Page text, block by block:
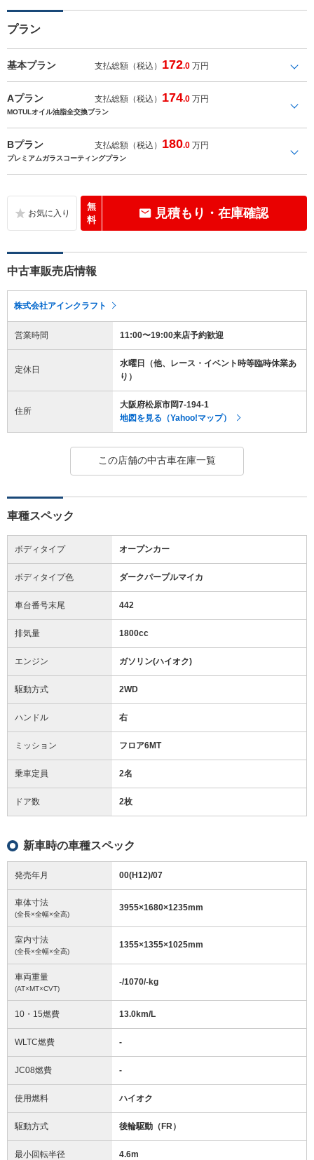
プラン
基本プラン 支払総額（税込） 172.0 万円
Aプラン 支払総額（税込） 174.0 万円
MOTULオイル油脂全交換プラン
Bプラン 支払総額（税込） 180.0 万円
プレミアムガラスコーティングプラン
無
料
見積もり・在庫確認
中古車販売店情報
株式会社アインクラフト
営業時間 11:00〜19:00来店予約歓迎
定休日
水曜日（他、レース・イベント時等臨時休業あ
り）
住所
大阪府松原市岡7-194-1
地図を見る（Yahoo!マップ）
この店舗の中古車在庫一覧
車種スペック
ボディタイプ オープンカー
ボディタイプ色 ダークパープルマイカ
車台番号末尾 442
排気量 1800cc
エンジン ガソリン(ハイオク)
駆動方式 2WD
ハンドル 右
ミッション フロア6MT
乗車定員 2名
ドア数 2枚
新車時の車種スペック
発売年月 00(H12)/07
車体寸法
(全長×全幅×全高)
3955×1680×1235mm
室内寸法
(全長×全幅×全高)
1355×1355×1025mm
車両重量
(AT×MT×CVT)
-/1070/-kg
10・15燃費 13.0km/L
WLTC燃費 -
JC08燃費 -
使用燃料 ハイオク
駆動方式 後輪駆動（FR）
最小回転半径 4.6m